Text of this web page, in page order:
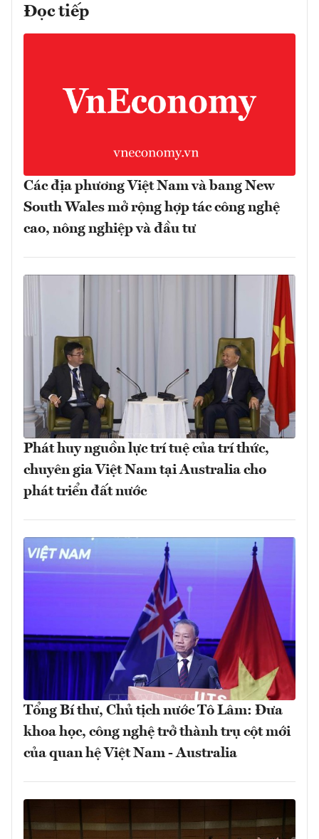
Đọc tiếp
Các địa phương Việt Nam và bang New
South Wales mở rộng hợp tác công nghệ
cao, nông nghiệp và đầu tư
Phát huy nguồn lực trí tuệ của trí thức,
chuyên gia Việt Nam tại Australia cho
phát triển đất nước
Tổng Bí thư, Chủ tịch nước Tô Lâm: Đưa
khoa học, công nghệ trở thành trụ cột mới
của quan hệ Việt Nam - Australia